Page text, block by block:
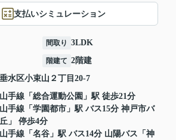
支払いシミュレーション
間取り 3LDK
階建て 2階建
水区小束山 ２丁目20-7
手線 「 総合運動公園 」駅 徒歩21分
手線 「 学園都市 」駅 バス15分 神戸市バ
」 停歩4分
手線 「 名谷 」駅 バス14分 山陽バス「神